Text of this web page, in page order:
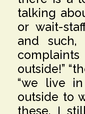
talking
or wait-
and
complaints
outside!”
“we live
outside to
these, I